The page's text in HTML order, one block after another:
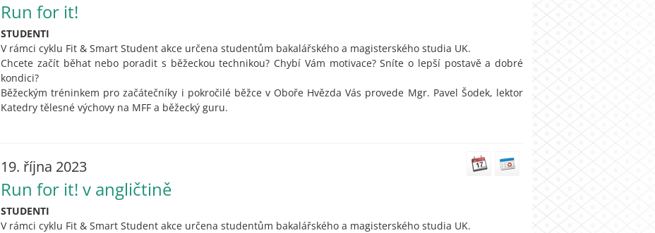
Run for it!
STUDENTI
V rámci cyklu Fit & Smart Student akce určena studentům bakalářského a magisterského studia UK.
Chcete začít běhat nebo poradit s běžeckou technikou? Chybí Vám motivace? Sníte o lepší postavě a dobré
kondici?
Běžeckým tréninkem pro začátečníky i pokročilé běžce v Oboře Hvězda Vás provede Mgr. Pavel Šodek, lektor
Katedry tělesné výchovy na MFF a běžecký guru.
19. října 2023
Run for it! v angličtině
STUDENTI
V rámci cyklu Fit & Smart Student akce určena studentům bakalářského a magisterského studia UK.